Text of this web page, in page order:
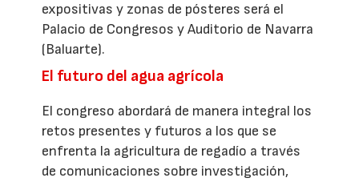
expositivas y zonas de pósteres será el
Palacio de Congresos y Auditorio de Navarra
(Baluarte).
El futuro del agua agrícola
El congreso abordará de manera integral los
retos presentes y futuros a los que se
enfrenta la agricultura de regadío a través
de comunicaciones sobre investigación,